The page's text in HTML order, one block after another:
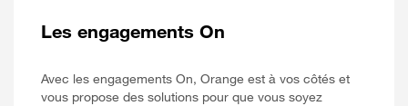
Les engagements On
Avec les engagements On, Orange est à vos côtés et
vous propose des solutions pour que vous soyez